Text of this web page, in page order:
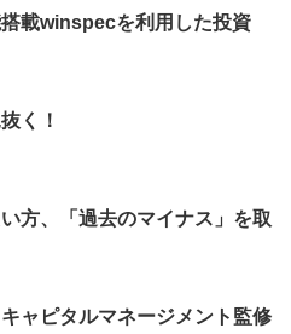
載winspecを利用した投資
く！
方、「過去のマイナス」を取
ャピタルマネージメント監修